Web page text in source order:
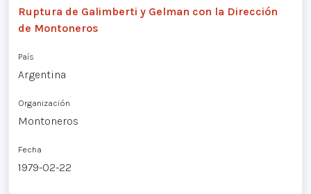
Ruptura de Galimberti y Gelman con la Dirección
de Montoneros
País
Argentina
Organización
Montoneros
Fecha
1979-02-22